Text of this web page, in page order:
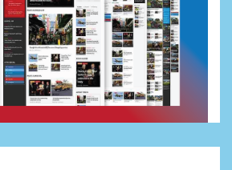
Viral Video Oknum Polisi
Polda Sumbar diduga Aniaya
Driver
Kapolri Dinilai Menyesatkan,